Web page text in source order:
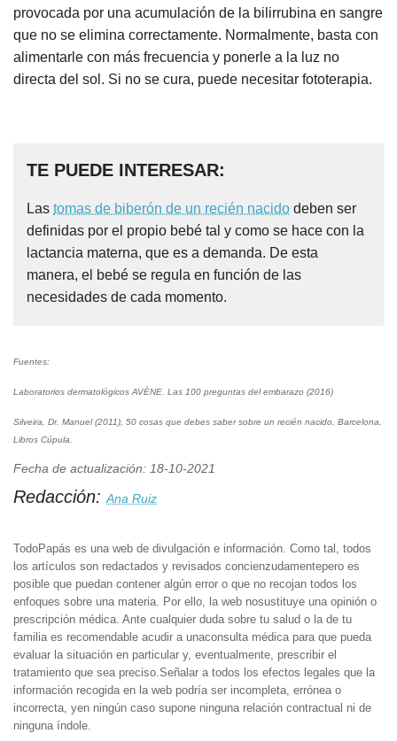
provocada por una acumulación de la bilirrubina en sangre
que no se elimina correctamente. Normalmente, basta con
alimentarle con más frecuencia y ponerle a la luz no
directa del sol. Si no se cura, puede necesitar fototerapia.
TE PUEDE INTERESAR:
Las tomas de biberón de un recién nacido deben ser
definidas por el propio bebé tal y como se hace con la
lactancia materna, que es a demanda. De esta
manera, el bebé se regula en función de las
necesidades de cada momento.
Fuentes:
Laboratorios dermatológicos AVÈNE. Las 100 preguntas del embarazo (2016)
Silveira, Dr. Manuel (2011), 50 cosas que debes saber sobre un recién nacido, Barcelona,
Libros Cúpula.
Fecha de actualización: 18-10-2021
Redacción: Ana Ruiz
TodoPapás es una web de divulgación e información. Como tal, todos
los artículos son redactados y revisados concienzudamentepero es
posible que puedan contener algún error o que no recojan todos los
enfoques sobre una materia. Por ello, la web nosustituye una opinión o
prescripción médica. Ante cualquier duda sobre tu salud o la de tu
familia es recomendable acudir a unaconsulta médica para que pueda
evaluar la situación en particular y, eventualmente, prescribir el
tratamiento que sea preciso.Señalar a todos los efectos legales que la
información recogida en la web podría ser incompleta, errónea o
incorrecta, yen ningún caso supone ninguna relación contractual ni de
ninguna índole.